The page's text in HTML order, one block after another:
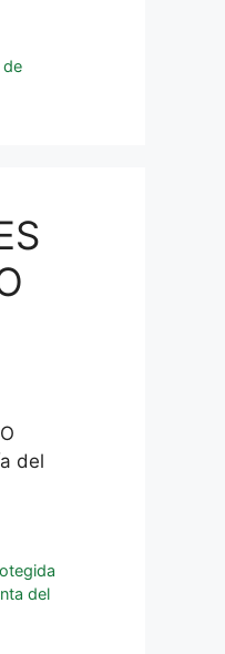
de
del
del